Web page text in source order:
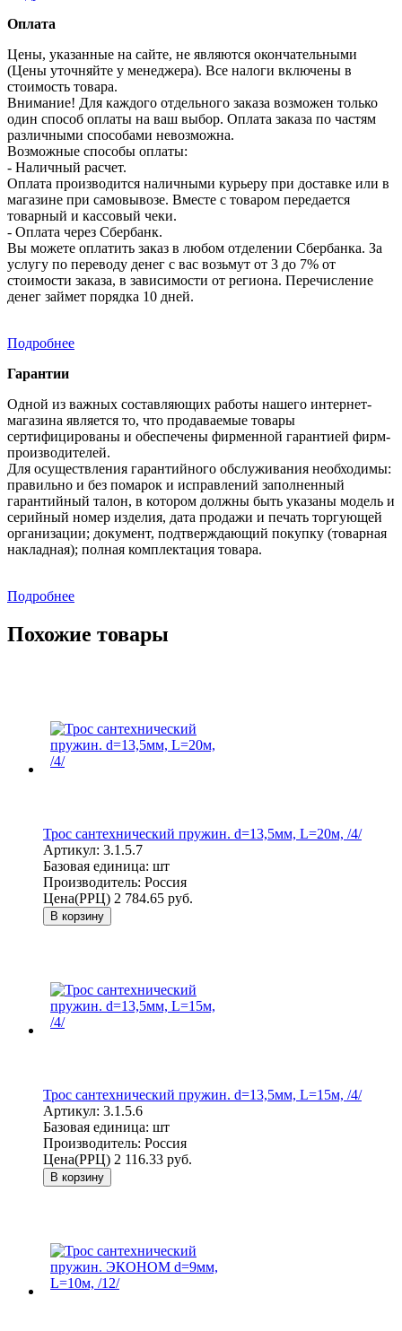
Оплата
Цены, указанные на сайте, не являются окончательными
(Цены уточняйте у менеджера). Все налоги включены в
стоимость товара.
Внимание! Для каждого отдельного заказа возможен только
один способ оплаты на ваш выбор. Оплата заказа по частям
различными способами невозможна.
Возможные способы оплаты:
- Наличный расчет.
Оплата производится наличными курьеру при доставке или в
магазине при самовывозе. Вместе с товаром передается
товарный и кассовый чеки.
- Оплата через Сбербанк.
Вы можете оплатить заказ в любом отделении Сбербанка. За
услугу по переводу денег с вас возьмут от 3 до 7% от
стоимости заказа, в зависимости от региона. Перечисление
денег займет порядка 10 дней.
Подробнее
Гарантии
Одной из важных составляющих работы нашего интернет-
магазина является то, что продаваемые товары
сертифицированы и обеспечены фирменной гарантией фирм-
производителей.
Для осуществления гарантийного обслуживания необходимы:
правильно и без помарок и исправлений заполненный
гарантийный талон, в котором должны быть указаны модель и
серийный номер изделия, дата продажи и печать торгующей
организации; документ, подтверждающий покупку (товарная
накладная); полная комплектация товара.
Подробнее
Похожие товары
Трос сантехнический пружин. d=13,5мм, L=20м, /4/
Артикул: 3.1.5.7
Базовая единица: шт
Производитель: Россия
Цена(РРЦ) 2 784.65 руб.
В корзину
Трос сантехнический пружин. d=13,5мм, L=15м, /4/
Артикул: 3.1.5.6
Базовая единица: шт
Производитель: Россия
Цена(РРЦ) 2 116.33 руб.
В корзину